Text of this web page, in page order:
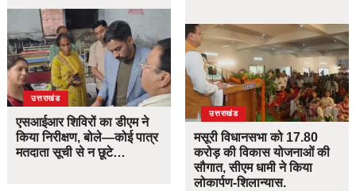
उत्तराखंड
एसआईआर शिविरों का डीएम ने
किया निरीक्षण, बोले—कोई पात्र
मतदाता सूची से न छूटे…
उत्तराखंड
मसूरी विधानसभा को 17.80
करोड़ की विकास योजनाओं की
सौगात, सीएम धामी ने किया
लोकार्पण-शिलान्यास.